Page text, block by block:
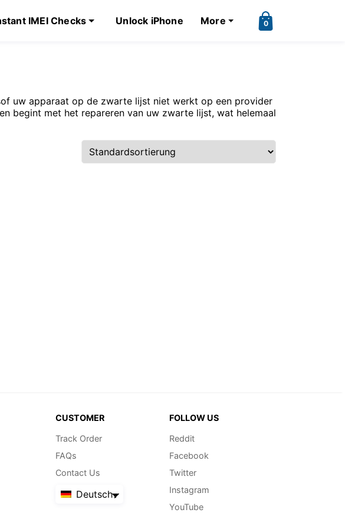
IMEI Checks Unlock iPhone More 0
uw apparaat op de zwarte lijst niet werkt op een provider
begint met het repareren van uw zwarte lijst, wat helemaal
CUSTOMER
Track Order
FAQs
Contact Us
Deutsch
FOLLOW US
Reddit
Facebook
Twitter
Instagram
YouTube